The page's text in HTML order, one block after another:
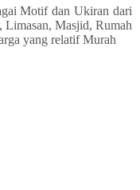
Motif dan Ukiran dari
Masjid, Rumah
yang relatif Murah